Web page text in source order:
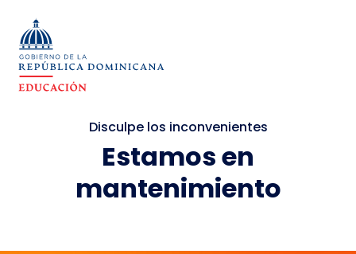
Disculpe los inconvenientes
Estamos en
mantenimiento